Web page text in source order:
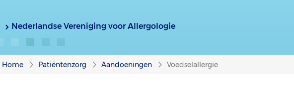
Nederlandse Vereniging voor Allergologie
Home Patiëntenzorg Aandoeningen Voedselallergie